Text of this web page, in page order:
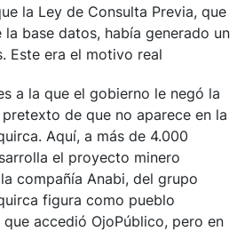
la Ley de Consulta Previa, que
base datos, había generado un
Este era el motivo real
a la que el gobierno le negó la
de que no aparece en la
Aquí, a más de 4.000
el proyecto minero
compañía Anabi, del grupo
figura como pueblo
accedió OjoPúblico, pero en